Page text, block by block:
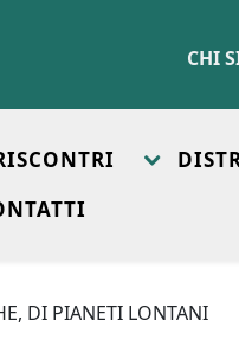
CHI
DI PIANETI LONTANI